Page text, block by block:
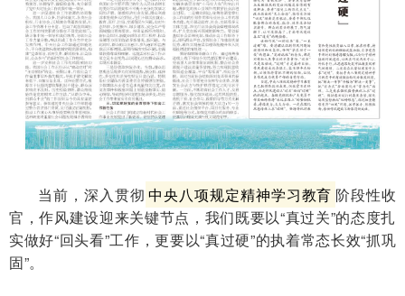
当前，深入贯彻 中央八项规定精神学习教育 阶段性收
官，作风建设迎来关键节点，我们既要以“真过关”的态度扎
实做好“回头看”工作，更要以“真过硬”的执着常态长效“抓巩
固”。